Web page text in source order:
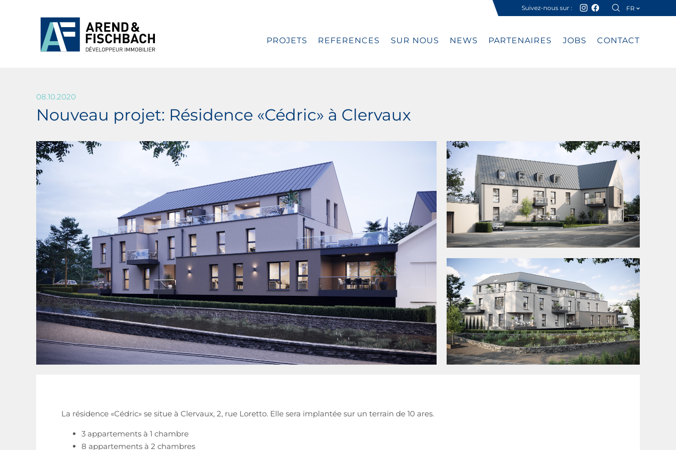
Suivez-nous sur : FR
PROJETS REFERENCES SUR NOUS NEWS PARTENAIRES JOBS CONTACT
08.10.2020
Nouveau projet: Résidence «Cédric» à Clervaux
La résidence «Cédric» se situe à Clervaux, 2, rue Loretto. Elle sera implantée sur un terrain de 10 ares.
3 appartements à 1 chambre
8 appartements à 2 chambres